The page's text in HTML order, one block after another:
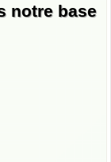
notre base